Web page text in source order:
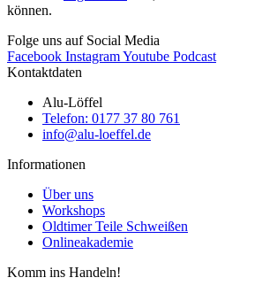
können.
Folge uns auf Social Media
Facebook InstagramYoutube Podcast
Kontaktdaten
Alu-Löffel
Telefon: 0177 37 80 761
info@alu-loeffel.de
Informationen
Über uns
Workshops
Oldtimer Teile Schweißen
Onlineakademie
Komm ins Handeln!